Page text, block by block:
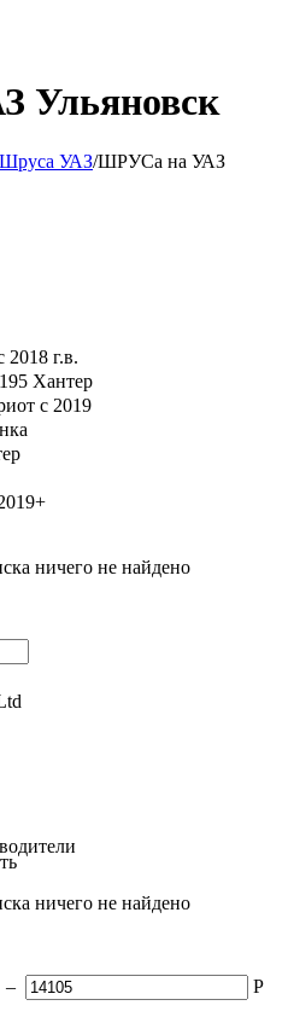
Ульяновск
Шруса УАЗ/ШРУСа на УАЗ
г.в.
Хантер
с 2019
ничего не найдено
ничего не найдено
– Р